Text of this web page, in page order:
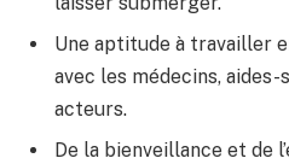
Une aptitude à travailler
avec les médecins,
acteurs.
De la bienveillance et de